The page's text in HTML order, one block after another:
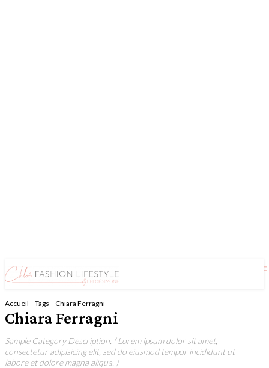
Accueil Tags Chiara Ferragni
Chiara Ferragni
Sample Category Description. ( Lorem ipsum dolor sit amet,
consectetur adipisicing elit, sed do eiusmod tempor incididunt ut
labore et dolore magna aliqua. )